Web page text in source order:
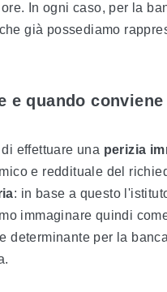
In ogni caso, per la
già possediamo
e quando
effettuare una perizia
e reddituale del
: in base a questo
immaginare quindi
determinante per la